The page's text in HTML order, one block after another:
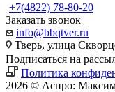
+7(4822) 78-80-20
Заказать звонок
info@bbqtver.ru
Тверь, улица
Подписаться на
Политика
2026 © Аспро: